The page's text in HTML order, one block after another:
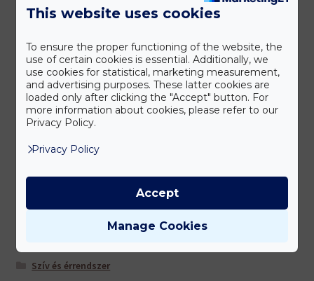
Immunerősítés
Könyvek
Kozmetikumok
Légút/tüdő
Lézer eszközök
Máj és epe
Szív és érrendszer
This website uses cookies
To ensure the proper functioning of the website, the
use of certain cookies is essential. Additionally, we
use cookies for statistical, marketing measurement,
and advertising purposes. These latter cookies are
loaded only after clicking the "Accept" button. For
more information about cookies, please refer to our
Privacy Policy.
Privacy Policy
Manage Cookies
Accept